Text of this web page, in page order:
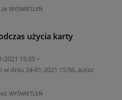
WYŚWIETLEŃ
użycia karty
2021 15:35
w dniu ‎24-01-2021 15:56, autor
WYŚWIETLEŃ